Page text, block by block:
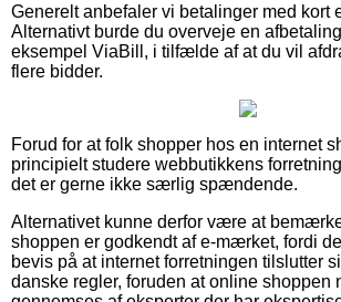
Generelt anbefaler vi betalinger med kort
Alternativt burde du overveje en
eksempel ViaBill, i tilfælde af at du vil
flere bidder.
Forud for at folk shopper hos en internet
principielt studere webbutikkens
det er gerne ikke særlig spændende.
Alternativet kunne derfor være at
shoppen er godkendt af e-mærket, fordi
bevis på at internet forretningen tilslutter
danske regler, foruden at online shoppen